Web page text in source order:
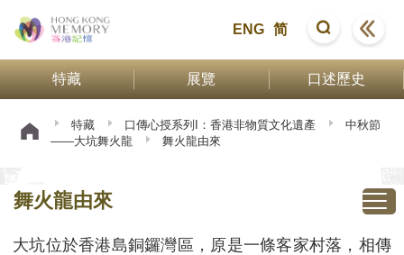
ENG 简
特藏 展覽 口述歷史
特藏 口傳心授系列I：香港非物質文化遺產
中秋節
——大坑舞火龍
舞火龍由來
舞火龍由來
大坑位於香港島銅鑼灣區，原是一條客家村落，相傳